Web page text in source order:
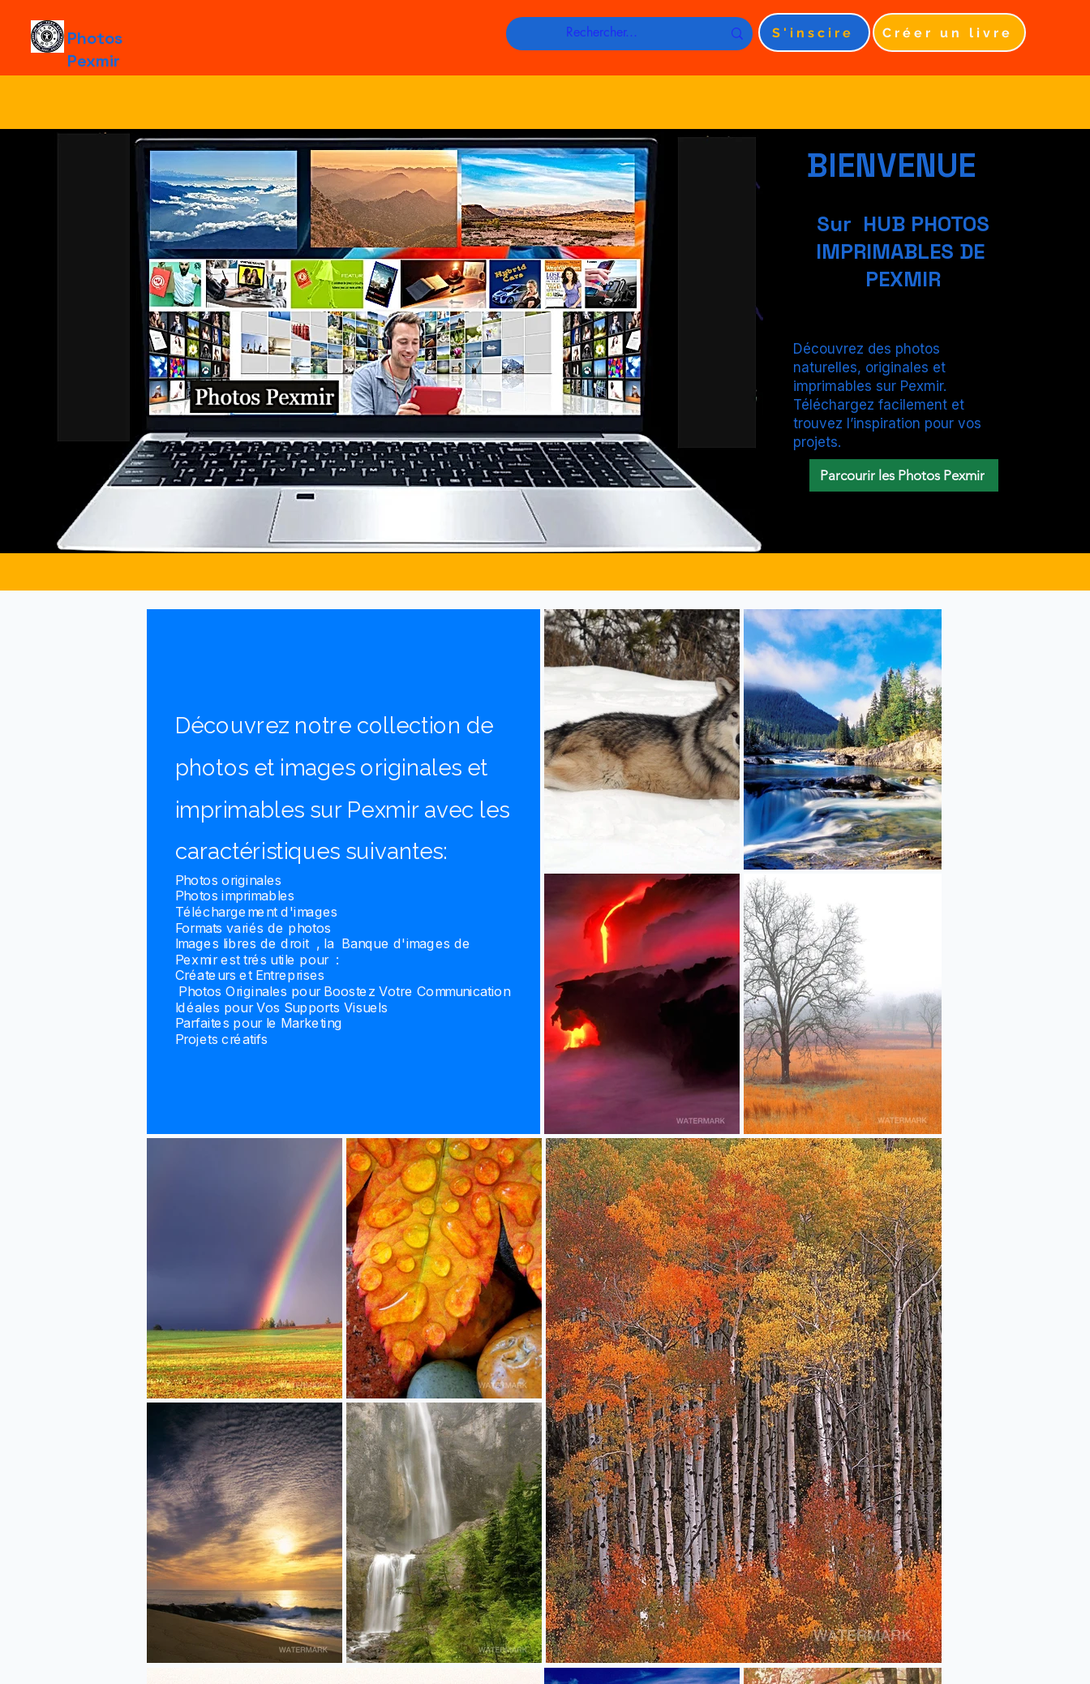
Photos
Pexmir
S'inscire Créer un livre
BIENVENUE
Sur HUB PHOTOS
IMPRIMABLES DE
PEXMIR
Découvrez des photos
naturelles, originales et
imprimables sur Pexmir.
Téléchargez facilement et
trouvez l’inspiration pour vos
projets.
Parcourir les Photos Pexmir
Découvrez notre collection de
photos et images originales et
imprimables sur Pexmir avec les
caractéristiques suivantes:
Photos originales
Photos imprimables
Téléchargement d'images
Formats variés de photos
Images libres de droit , la Banque d'images de
Pexmir est trés utile pour :
Créateurs et Entreprises
Photos Originales pour Boostez Votre Communication
Idéales pour Vos Supports Visuels
Parfaites pour le Marketing
Projets créatifs